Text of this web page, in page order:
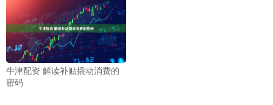
牛津配资 解读补贴撬动消费的
密码